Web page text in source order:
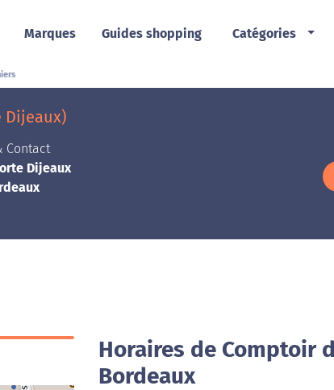
Marques Guides shopping Catégories
Dijeaux)
Contact
Dijeaux
Horaires de Comptoir
Bordeaux